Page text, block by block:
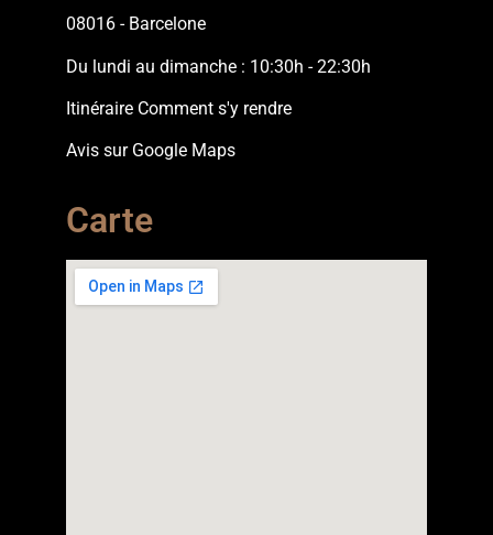
08016 - Barcelone
Du lundi au dimanche : 10:30h - 22:30h
Itinéraire Comment s'y rendre
Avis sur Google Maps
Carte